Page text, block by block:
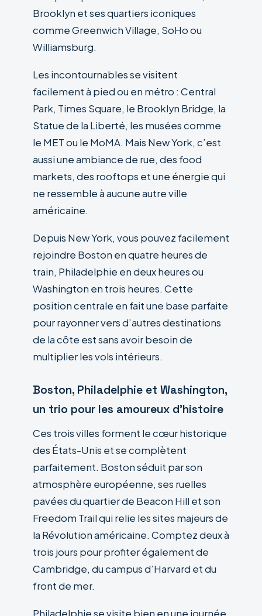
Brooklyn et ses quartiers iconiques
comme Greenwich Village, SoHo ou
Williamsburg.
Les incontournables se visitent
facilement à pied ou en métro : Central
Park, Times Square, le Brooklyn Bridge, la
Statue de la Liberté, les musées comme
le MET ou le MoMA. Mais New York, c’est
aussi une ambiance de rue, des food
markets, des rooftops et une énergie qui
ne ressemble à aucune autre ville
américaine.
Depuis New York, vous pouvez facilement
rejoindre Boston en quatre heures de
train, Philadelphie en deux heures ou
Washington en trois heures. Cette
position centrale en fait une base parfaite
pour rayonner vers d’autres destinations
de la côte est sans avoir besoin de
multiplier les vols intérieurs.
Boston, Philadelphie et Washington,
un trio pour les amoureux d’histoire
Ces trois villes forment le cœur historique
des États-Unis et se complètent
parfaitement. Boston séduit par son
atmosphère européenne, ses ruelles
pavées du quartier de Beacon Hill et son
Freedom Trail qui relie les sites majeurs de
la Révolution américaine. Comptez deux à
trois jours pour profiter également de
Cambridge, du campus d’Harvard et du
front de mer.
Philadelphie se visite bien en une journée